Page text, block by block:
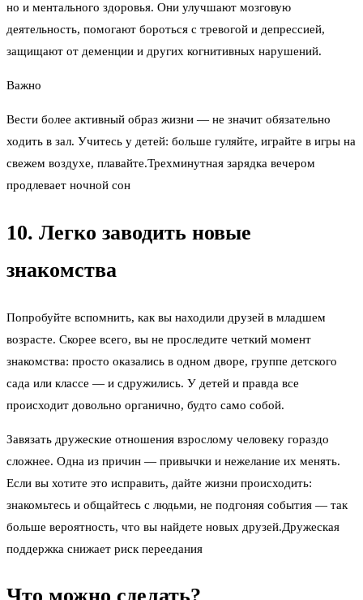
но и ментального здоровья. Они улучшают мозговую
деятельность, помогают бороться с тревогой и депрессией,
защищают от деменции и других когнитивных нарушений.
Важно
Вести более активный образ жизни — не значит обязательно
ходить в зал. Учитесь у детей: больше гуляйте, играйте в игры на
свежем воздухе, плавайте.Трехминутная зарядка вечером
продлевает ночной сон
10. Легко заводить новые
знакомства
Попробуйте вспомнить, как вы находили друзей в младшем
возрасте. Скорее всего, вы не проследите четкий момент
знакомства: просто оказались в одном дворе, группе детского
сада или классе — и сдружились. У детей и правда все
происходит довольно органично, будто само собой.
Завязать дружеские отношения взрослому человеку гораздо
сложнее. Одна из причин — привычки и нежелание их менять.
Если вы хотите это исправить, дайте жизни происходить:
знакомьтесь и общайтесь с людьми, не подгоняя события — так
больше вероятность, что вы найдете новых друзей.Дружеская
поддержка снижает риск переедания